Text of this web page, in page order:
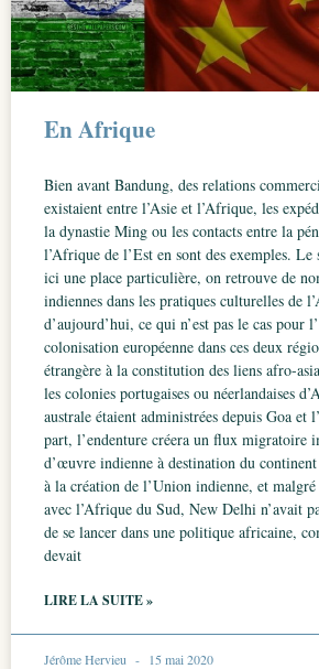
En Afrique
Bien avant Bandung, des relations
existaient entre l’Asie et l’Afrique, les
la dynastie Ming ou les contacts entre la
l’Afrique de l’Est en sont des exemples.
ici une place particulière, on retrouve de
indiennes dans les pratiques culturelles de
d’aujourd’hui, ce qui n’est pas le cas pour
colonisation européenne dans ces deux
étrangère à la constitution des liens afro-
les colonies portugaises ou néerlandaises
australe étaient administrées depuis Goa et
part, l’endenture créera un flux migratoire
d’œuvre indienne à destination du
à la création de l’Union indienne, et
avec l’Afrique du Sud, New Delhi n’avait
de se lancer dans une politique africaine,
devait
LIRE LA SUITE »
Jérôme Hervieu 15 mai 2020